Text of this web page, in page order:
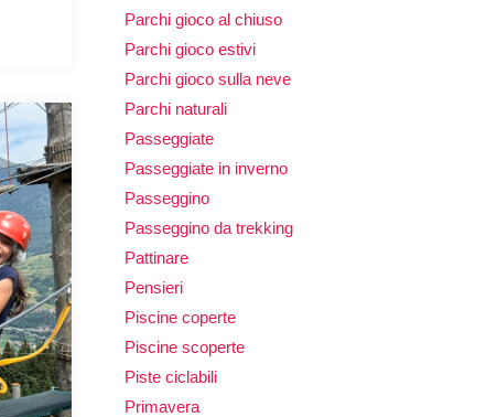
Parchi gioco al chiuso
Parchi gioco estivi
Parchi gioco sulla neve
Parchi naturali
Passeggiate
Passeggiate in inverno
Passeggino
Passeggino da trekking
Pattinare
Pensieri
Piscine coperte
Piscine scoperte
Piste ciclabili
Primavera